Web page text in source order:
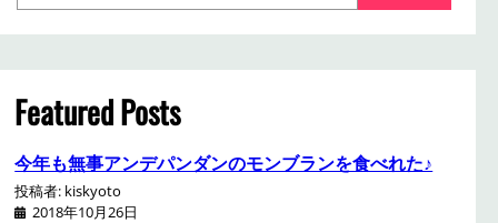
a
r
c
h
Featured Posts
今年も無事アンデパンダンのモンブランを食べれた♪
投稿者: kiskyoto
2018年10月26日